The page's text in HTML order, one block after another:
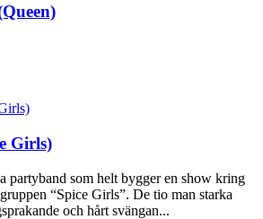
Girls)
partyband som helt bygger en show kring
“Spice Girls”. De tio man starka
och hårt svängan...